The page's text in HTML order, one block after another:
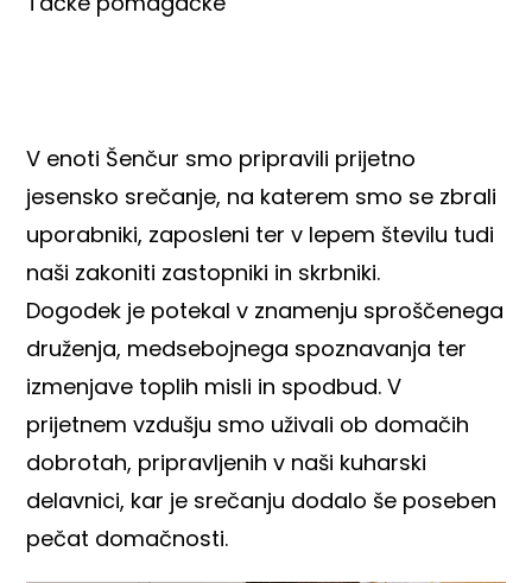
V enoti Šenčur smo pripravili prijetno
jesensko srečanje, na katerem smo se zbrali
uporabniki, zaposleni ter v lepem številu tudi
naši zakoniti zastopniki in skrbniki.
Dogodek je potekal v znamenju sproščenega
druženja, medsebojnega spoznavanja ter
izmenjave toplih misli in spodbud. V
prijetnem vzdušju smo uživali ob domačih
dobrotah, pripravljenih v naši kuharski
delavnici, kar je srečanju dodalo še poseben
pečat domačnosti.